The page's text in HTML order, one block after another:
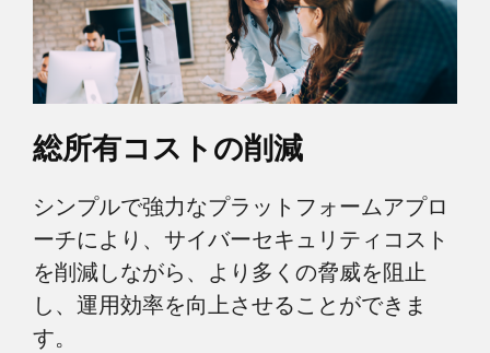
総所有コストの削減
シンプルで強力なプラットフォームアプロ
ーチにより、サイバーセキュリティコスト
を削減しながら、より多くの脅威を阻止
し、運用効率を向上させることができま
す。